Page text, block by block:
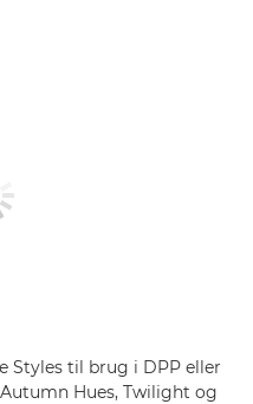
Styles til brug i DPP eller
Hues, Twilight og